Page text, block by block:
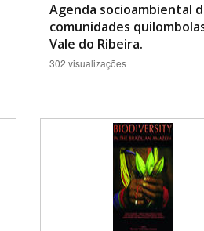
Agenda socioambiental
comunidades
Vale do Ribeira.
302 visualizações